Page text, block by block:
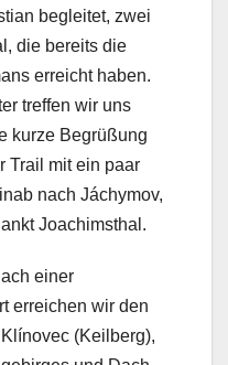
begleitet, zwei
die bereits die
erreicht haben.
treffen wir uns
kurze Begrüßung
Trail mit ein paar
nach Jáchymov,
Joachimsthal.
einer
erreichen wir den
(Keilberg),